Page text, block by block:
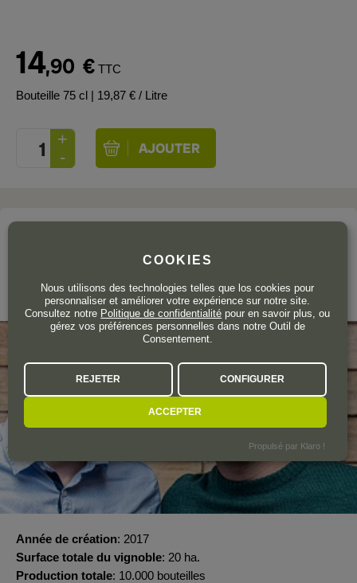
14,90 € TTC
Bouteille 75 cl | 19,87 € / Litre
A PIE DE TIERRA
Méntrida
Année de création 2017
Surface totale du vignoble 20 ha.
Production totale 10.000 bouteilles
COOKIES
Nous utilisons des technologies telles que los cookies pour
personnaliser et améliorer votre expérience sur notre site.
Consultez notre Politique de confidentialité pour en savoir plus, ou
gérez vos préférences personnelles dans notre Outil de
Consentement.
REJETER CONFIGURER
ACCEPTER
Propulsé par Klaro !